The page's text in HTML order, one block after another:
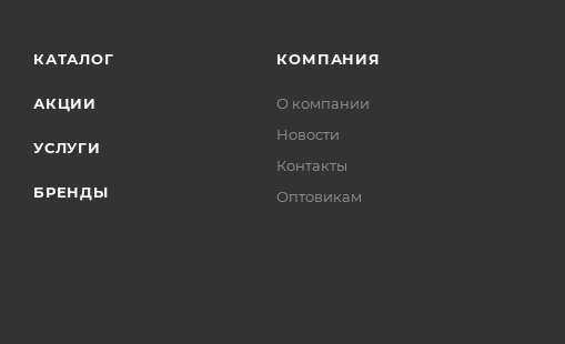
КАТАЛОГ
АКЦИИ
УСЛУГИ
БРЕНДЫ
КОМПАНИЯ
О компании
Новости
Контакты
Оптовикам